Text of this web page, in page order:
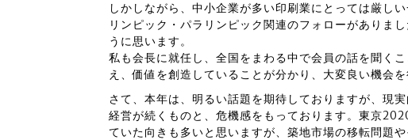
しかしながら、中小企業が多い印刷業にとっては厳し
リンピック・パラリンピック関連のフォローがありま
うに思います。
私も会長に就任し、全国をまわる中で会員の話を聞く
え、価値を創造していることが分かり、大変良い機会を
さて、本年は、明るい話題を期待しておりますが、現
経営が続くものと、危機感をもっております。東京
ていた向きも多いと思いますが、築地市場の移転問題